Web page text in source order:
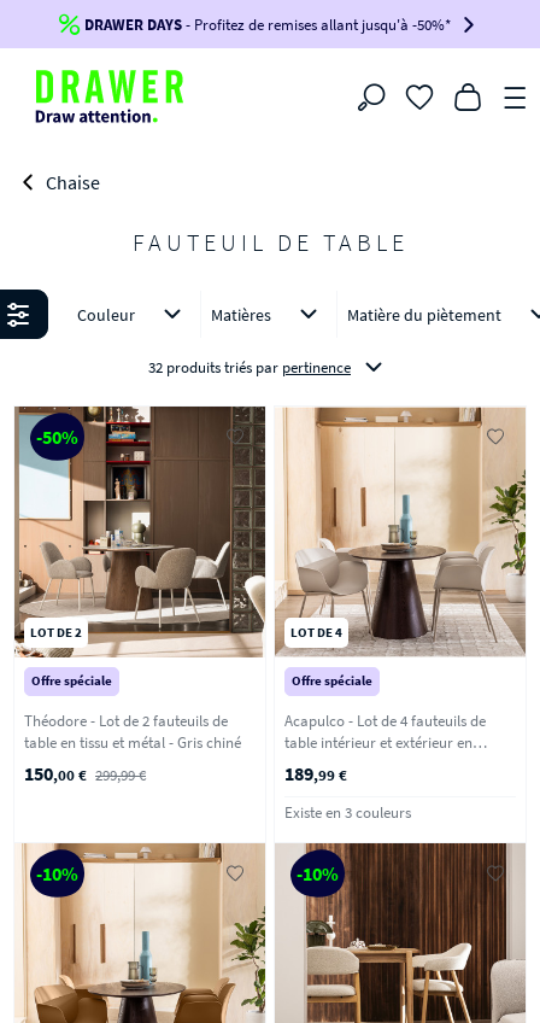
Jusqu'à-100€*sur votre commande !
BIKINI100
-voir conditions en bas de page-
DRAWER DAYS- Profitez de remises allant jusqu'à -50%*
Filtrer
Chaise
FAUTEUIL DE TABLE
Affiner Couleur Matières Matière du piètement
32 produits triés par pertinence
-50%
LOT DE 2
Offre spéciale
Théodore - Lot de 2 fauteuils de
table en tissu et métal - Gris chiné
150,00 € 299,99 €
LOT DE 4
Offre spéciale
Acapulco - Lot de 4 fauteuils de
table intérieur et extérieur en
189,99 €
Existe en 3 couleurs
-10% -10%